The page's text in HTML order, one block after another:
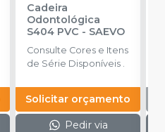
Cadeira
Odontológica
S404 PVC - SAEVO
Consulte Cores e Itens
de Série Disponíveis .
Solicitar orçamento
Pedir via